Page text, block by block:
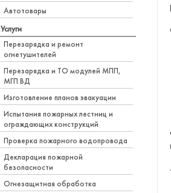
Автотовары
Услуги
Перезарядка и ремонт
огнетушителей
Перезарядка и ТО модулей МПП,
МГП ВД
Изготовление планов эвакуации
Испытания пожарных лестниц и
ограждающих конструкций
Проверка пожарного водопровода
Декларация пожарной
безопасности
Огнезащитная обработка